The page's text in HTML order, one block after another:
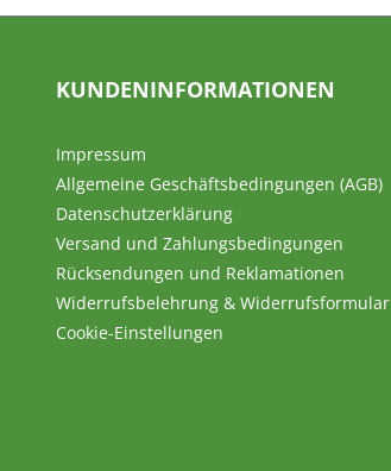
KUNDENINFORMATIONEN
Impressum
Allgemeine Geschäftsbedingungen (AGB)
Datenschutzerklärung
Versand und Zahlungsbedingungen
Rücksendungen und Reklamationen
Widerrufsbelehrung & Widerrufsformular
Cookie-Einstellungen